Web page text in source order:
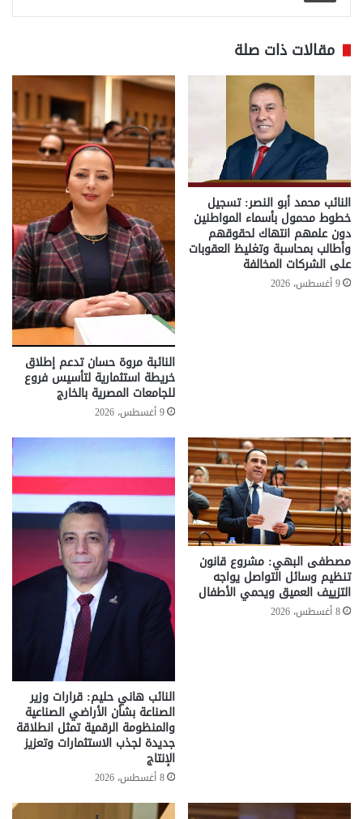
مقالات ذات صلة
النائب محمد أبو النصر: تسجيل
خطوط محمول بأسماء المواطنين
دون علمهم انتهاك لحقوقهم
وأطالب بمحاسبة وتغليظ العقوبات
على الشركات المخالفة
9 أغسطس، 2026
النائبة مروة حسان تدعم إطلاق
خريطة استثمارية لتأسيس فروع
للجامعات المصرية بالخارج
9 أغسطس، 2026
مصطفى البهي: مشروع قانون
تنظيم وسائل التواصل يواجه
التزييف العميق ويحمي الأطفال
8 أغسطس، 2026
النائب هاني حليم: قرارات وزير
الصناعة بشأن الأراضي الصناعية
والمنظومة الرقمية تمثل انطلاقة
جديدة لجذب الاستثمارات وتعزيز
الإنتاج
8 أغسطس، 2026